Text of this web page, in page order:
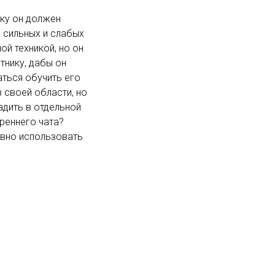
он должен
сильных и слабых
техникой, но он
дабы он
обучить его
области, но
в отдельной
чата?
использовать